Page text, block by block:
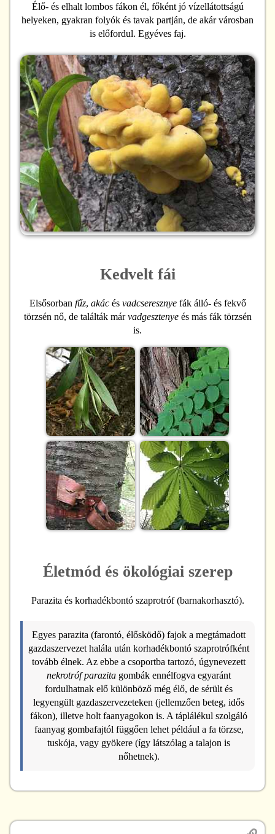
Élő- és elhalt lombos fákon él, főként jó vízellátottságú
helyeken, gyakran folyók és tavak partján, de akár városban
is előfordul. Egyéves faj.
Kedvelt fái
Elsősorban fűz, akácés vadcseresznyefák álló- és fekvő
törzsén nő, de találták márvadgesztenyeés más fák törzsén
is.
Életmód és ökológiai szerep
Parazita és korhadékbontó szaprotróf (barnakorhasztó).
Egyes parazita (farontó, élősködő) fajok a megtámadott
gazdaszervezet halála után korhadékbontó szaprotrófként
tovább élnek. Az ebbe a csoportba tartozó, úgynevezett
nekrotróf parazita gombák ennélfogva egyaránt
fordulhatnak elő különböző még élő, de sérült és
legyengült gazdaszervezeteken (jellemzően beteg, idős
fákon), illetve holt faanyagokon is. A táplálékul szolgáló
faanyag gombafajtól függően lehet például a fa törzse,
tuskója, vagy gyökere (így látszólag a talajon is
nőhetnek).